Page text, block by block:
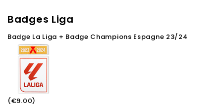
Badges Liga
Badge La Liga + Badge Champions Espagne 23/24
(€9.00)